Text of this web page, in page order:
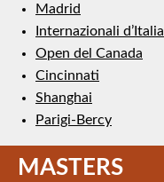
Madrid
Internazionali d’Italia
Open del Canada
Cincinnati
Shanghai
Parigi-Bercy
MASTERS